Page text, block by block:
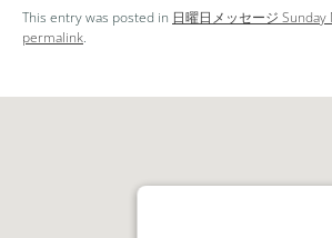
ー
This entry was posted in 日曜日メッセージ Sunday
permalink.